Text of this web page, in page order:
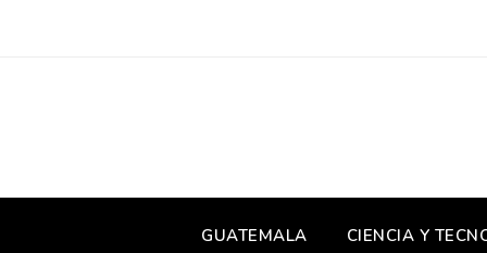
GUATEMALA CIENCIA Y